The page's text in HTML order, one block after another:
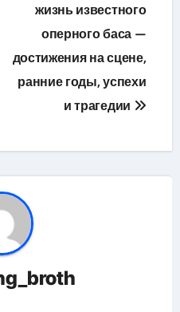
жизнь известного
оперного баса —
достижения на сцене,
ранние годы, успехи
и трагедии